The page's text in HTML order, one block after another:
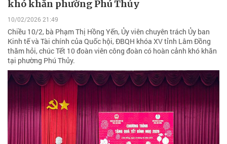
khó khăn phường Phú Thủy
10/02/2026 21:49
Chiều 10/2, bà Phạm Thị Hồng Yến, Ủy viên chuyên trách Ủy ban
Kinh tế và Tài chính của Quốc hội, ĐBQH khóa XV tỉnh Lâm Đồng
thăm hỏi, chúc Tết 10 đoàn viên công đoàn có hoàn cảnh khó khăn
tại phường Phú Thủy.